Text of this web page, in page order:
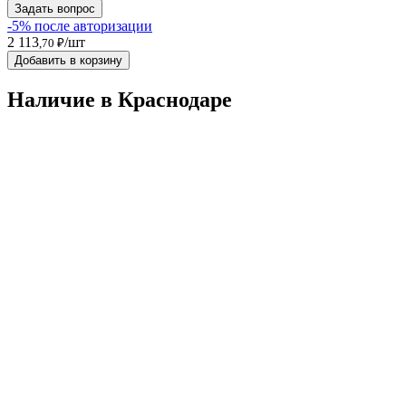
Задать вопрос
-5% после авторизации
2 113,70 ₽/шт
Добавить в корзину
Наличие в Краснодарe